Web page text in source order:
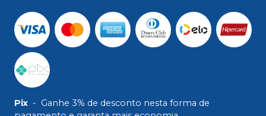
Pix - Ganhe 3% de desconto nesta forma de